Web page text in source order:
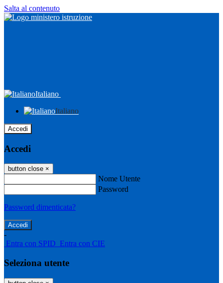
Salta al contenuto
Italiano
Italiano
Accedi
Accedi
button close ×
Nome Utente
Password
Password dimenticata?
-
Entra con SPID Entra con CIE
Seleziona utente